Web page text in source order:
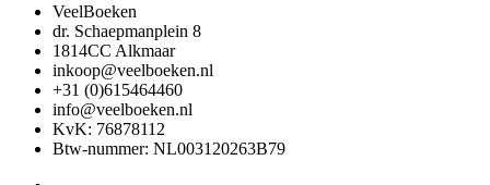
VeelBoeken
dr. Schaepmanplein 8
1814CC Alkmaar
inkoop@veelboeken.nl
+31 (0)615464460
info@veelboeken.nl
KvK: 76878112
Btw-nummer: NL003120263B79